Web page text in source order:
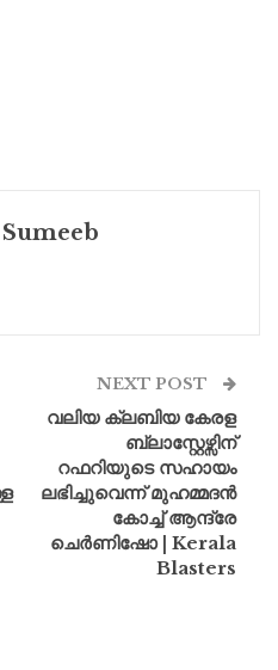
NEXT POST
വലിയ ക്ലബിയ കേരള
ബ്ലാസ്റ്റേഴ്സിന്
റഫറിയുടെ സഹായം
ലഭിച്ചുവെന്ന് മുഹമ്മദൻ
കോച്ച് ആന്ദ്രേ
ചെർണിഷോ | Kerala
Blasters